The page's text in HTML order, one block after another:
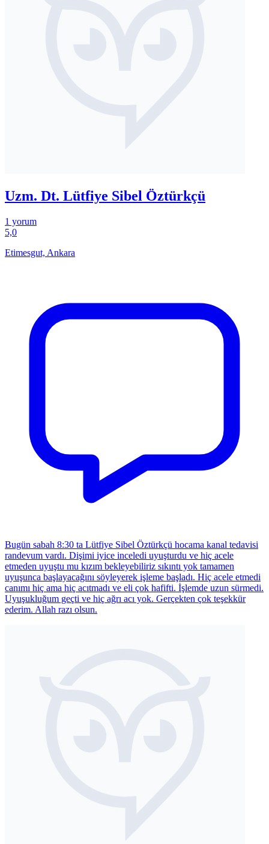
Uzm. Dt. Lütfiye Sibel Öztürkçü
1 yorum
5,0
Etimesgut, Ankara
Bugün sabah 8:30 ta Lütfiye Sibel Öztürkçü hocama kanal tedavisi
randevum vardı. Dişimi iyice inceledi uyuşturdu ve hiç acele
etmeden uyuştu mu kızım bekleyebiliriz sıkıntı yok tamamen
uyuşunca başlayacağını söyleyerek işleme başladı. Hiç acele etmedi
canımı hiç ama hiç acıtmadı ve eli çok hafifti. İşlemde uzun sürmedi.
Uyuşukluğum geçti ve hiç ağrı acı yok. Gerçekten çok teşekkür
ederim. Allah razı olsun.